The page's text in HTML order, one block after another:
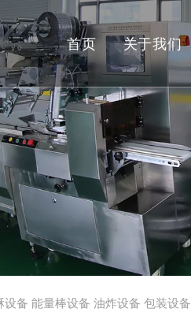
首页 关于我们
设备 能量棒设备 油炸设备 包装设备